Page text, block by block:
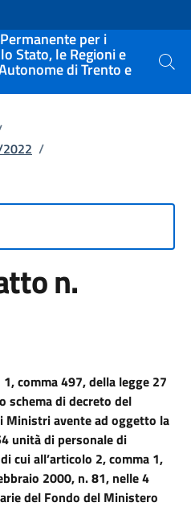
per i
Stato, le Regioni e
di Trento e Cerca
/
n.
comma 497, della legge 27
schema di decreto del
Ministri avente ad oggetto la
unità di personale di
cui all’articolo 2, comma 1,
2000, n. 81, nelle 4
del Fondo del Ministero